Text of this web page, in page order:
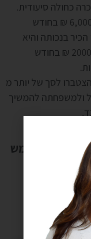
כחולה סיעודית.
היא נמצאה זכאית להשתתפות של 6,000 ₪ בחודש
בנכותה והיא
נמצאה זכאית לקצבה של יותר מ – 2000 ₪ בחודש
לסך של יותר מ
לד.ל ולמשפחתה להמשיך
נפגע? חשוב
סיעודי ולממש
החולים
ונתחיל.